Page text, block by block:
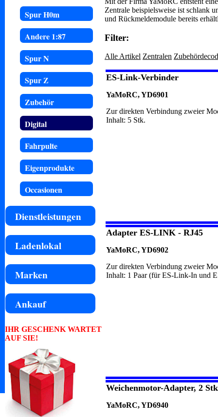
Spur H0m
Andere 1:87
Spur N
Spur Z
Zubehör
Digital
Fahrpulte
Eigenprodukte
Occasionen
Dienstleistungen
Ladenlokal
Marken
Ankauf
IHR GESCHENK WARTET
AUF SIE!
Zentrale beispielsweise ist schlank
und Rückmeldemodule bereits
Filter:
Alle Artikel Zentralen
ES-Link-Verbinder
YaMoRC, YD6901
Zur direkten Verbindung zweier
Inhalt: 5 Stk.
Adapter ES-LINK - RJ45
YaMoRC, YD6902
Zur direkten Verbindung zweier
Inhalt: 1 Paar (für ES-Link-In und
Weichenmotor-Adapter, 2
YaMoRC, YD6940